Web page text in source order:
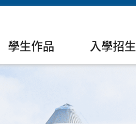
學生作品 入學招生